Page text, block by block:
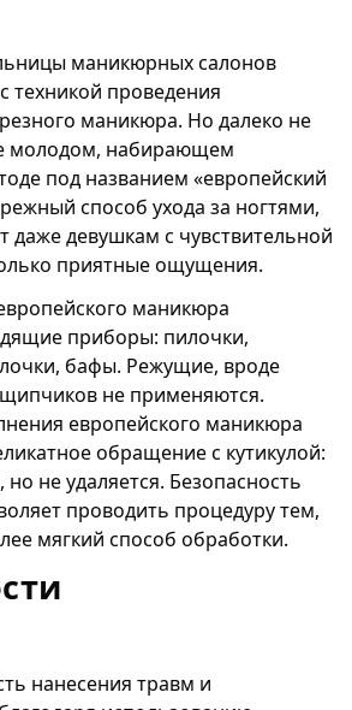
маникюрных салонов
техникой проведения
маникюра. Но далеко не
молодом, набирающем
под названием «европейский
способ ухода за ногтями,
даже девушкам с чувствительной
приятные ощущения.
маникюра
приборы: пилочки,
бафы. Режущие, вроде
не применяются.
европейского маникюра
обращение с кутикулой:
но не удаляется. Безопасность
проводить процедуру тем,
мягкий способ обработки.
нанесения травм и